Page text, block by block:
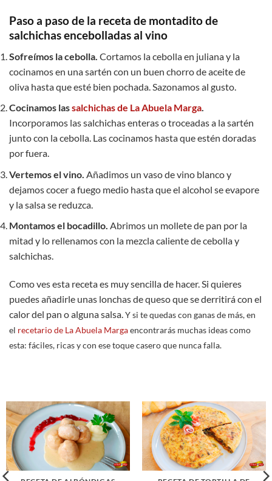
Paso a paso de la receta de montadito de
salchichas encebolladas al vino
Sofreímos la cebolla. Cortamos la cebolla en juliana y la
cocinamos en una sartén con un buen chorro de aceite de
oliva hasta que esté bien pochada. Sazonamos al gusto.
Cocinamos lassalchichas de La Abuela Marga.
Incorporamos las salchichas enteras o troceadas a la sartén
junto con la cebolla. Las cocinamos hasta que estén doradas
por fuera.
Vertemos el vino. Añadimos un vaso de vino blanco y
dejamos cocer a fuego medio hasta que el alcohol se evapore
y la salsa se reduzca.
Montamos el bocadillo. Abrimos un mollete de pan por la
mitad y lo rellenamos con la mezcla caliente de cebolla y
salchichas.
Como ves esta receta es muy sencilla de hacer. Si quieres
puedes añadirle unas lonchas de queso que se derritirá con el
calor del pan o alguna salsa.Y si te quedas con ganas de más, en
el recetario de La Abuela Margaencontrarás muchas ideas como
esta: fáciles, ricas y con ese toque casero que nunca falla.